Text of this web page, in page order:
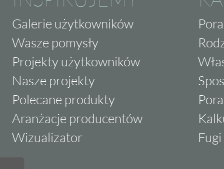
Galerie użytkowników
Wasze pomysły
Projekty użytkowników
Nasze projekty
Polecane produkty
Aranżacje producentów
Wizualizator